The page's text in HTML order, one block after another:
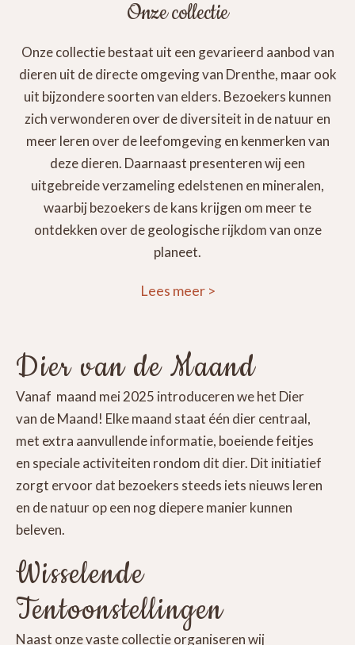
Onze collectie
Onze collectie bestaat uit een gevarieerd aanbod van
dieren uit de directe omgeving van Drenthe, maar ook
uit bijzondere soorten van elders. Bezoekers kunnen
zich verwonderen over de diversiteit in de natuur en
meer leren over de leefomgeving en kenmerken van
deze dieren. Daarnaast presenteren wij een
uitgebreide verzameling edelstenen en mineralen,
waarbij bezoekers de kans krijgen om meer te
ontdekken over de geologische rijkdom van onze
planeet.
Lees meer >
Dier van de Maand
Vanaf maand mei 2025 introduceren we het Dier
van de Maand! Elke maand staat één dier centraal,
met extra aanvullende informatie, boeiende feitjes
en speciale activiteiten rondom dit dier. Dit initiatief
zorgt ervoor dat bezoekers steeds iets nieuws leren
en de natuur op een nog diepere manier kunnen
beleven.
Wisselende
Tentoonstellingen
Naast onze vaste collectie organiseren wij